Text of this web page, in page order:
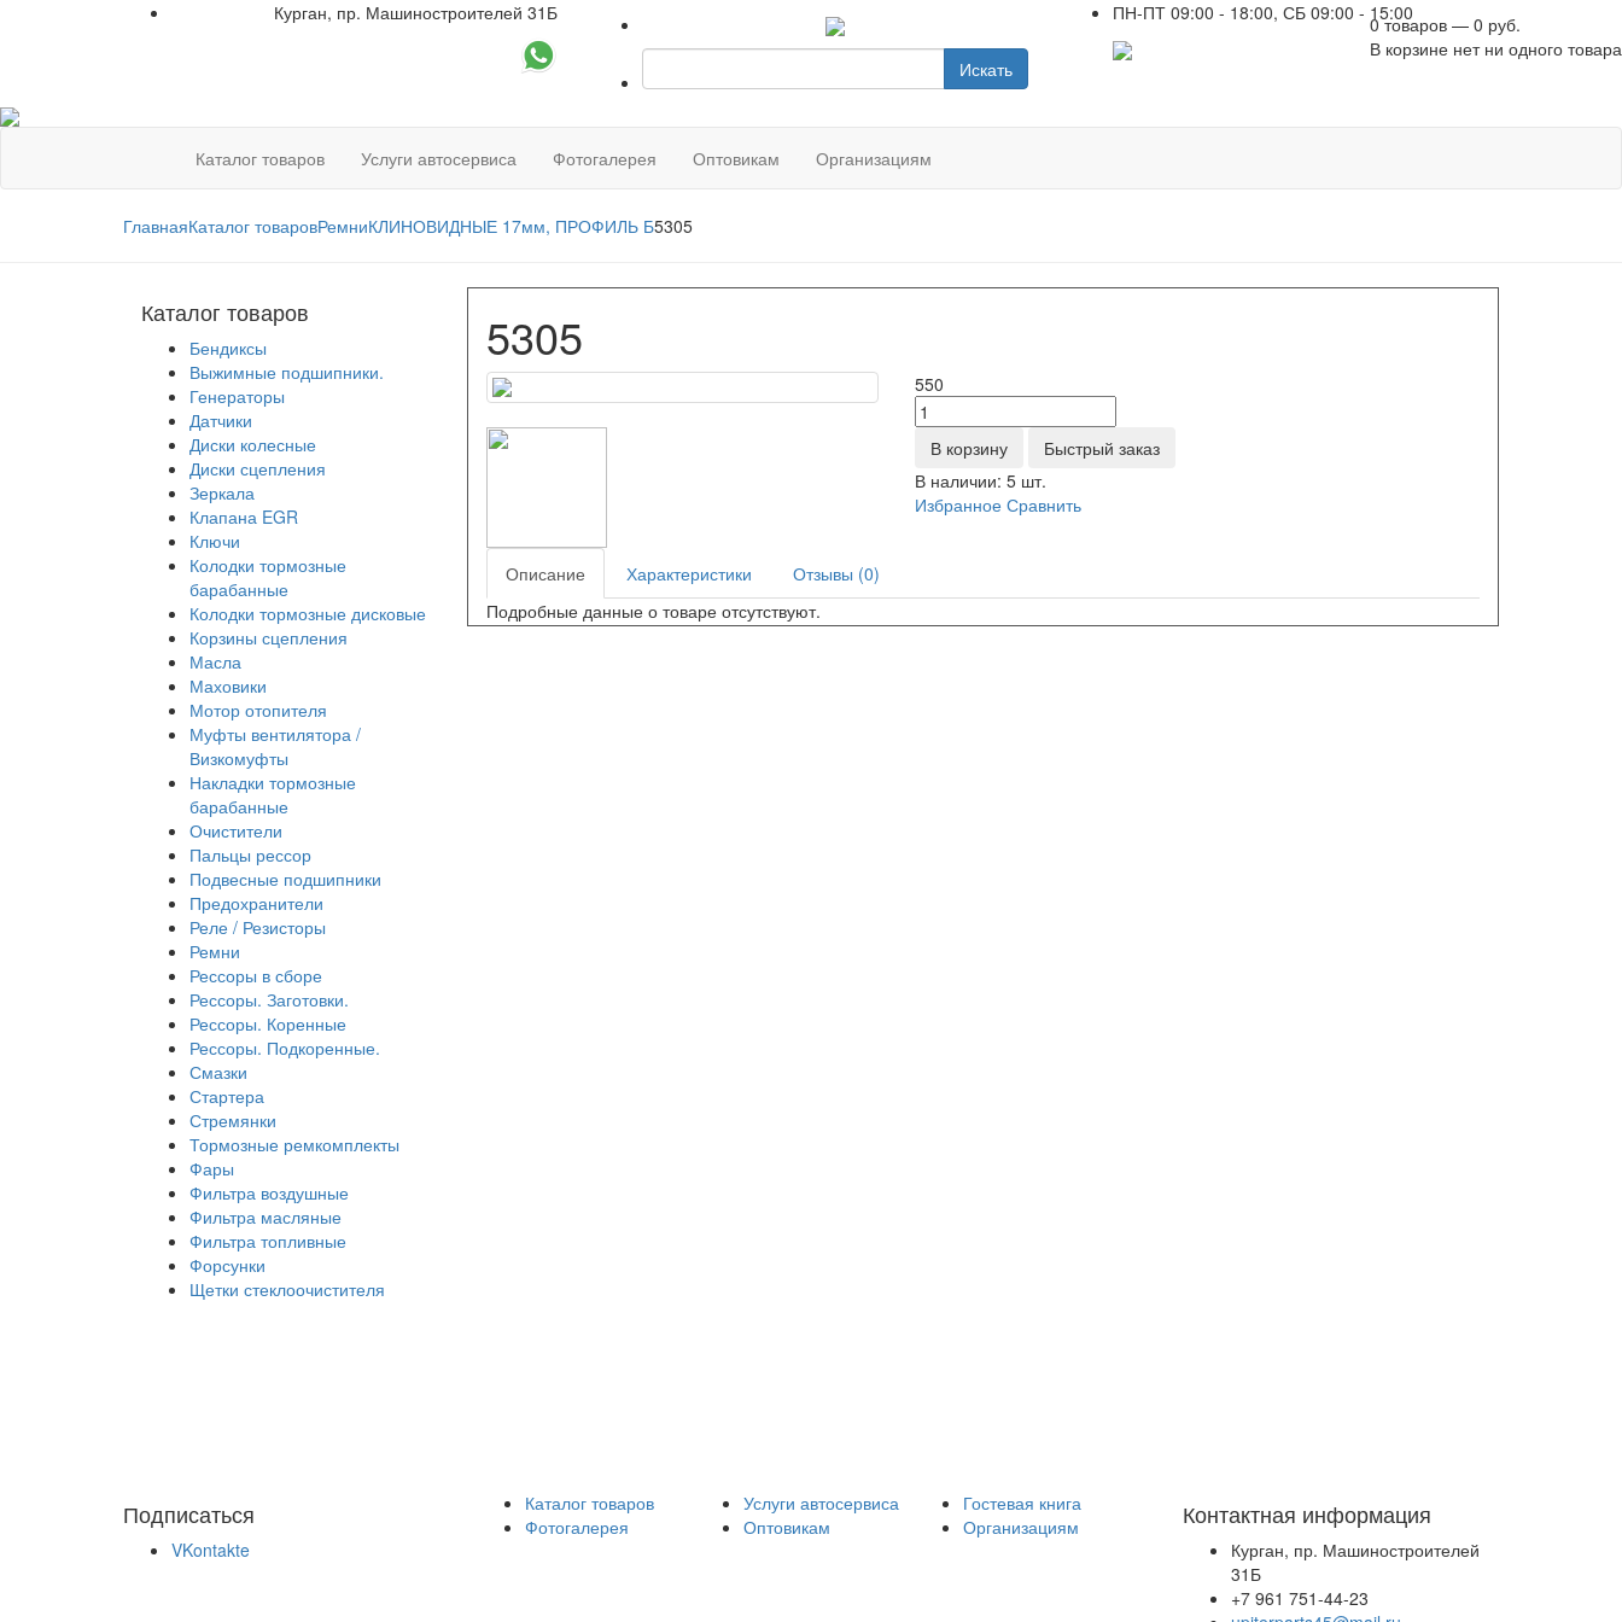
Курган, пр. Машиностроителей 31Б
Искать
ПН-ПТ 09:00 - 18:00, СБ 09:00 - 15:000 товаров — 0 руб.
В корзине нет ни одного товара
Каталог товаров Услуги автосервиса Фотогалерея Оптовикам Организациям
ГлавнаяКаталог товаровРемниКЛИНОВИДНЫЕ 17мм, ПРОФИЛЬ Б5305
Каталог товаров
Бендиксы
Выжимные подшипники.
Генераторы
Датчики
Диски колесные
Диски сцепления
Зеркала
Клапана EGR
Ключи
Колодки тормозные
барабанные
Колодки тормозные дисковые
Корзины сцепления
Масла
Маховики
Мотор отопителя
Муфты вентилятора /
Визкомуфты
Накладки тормозные
барабанные
Очистители
Пальцы рессор
Подвесные подшипники
Предохранители
Реле / Резисторы
Ремни
Рессоры в сборе
Рессоры. Заготовки.
Рессоры. Коренные
Рессоры. Подкоренные.
Смазки
Стартера
Стремянки
Тормозные ремкомплекты
Фары
Фильтра воздушные
Фильтра масляные
Фильтра топливные
Форсунки
Щетки стеклоочистителя
5305
550
В корзину
Быстрый заказ
В наличии:5 шт.
Избранное Сравнить
Описание Характеристики
Отзывы (0)
Подробные данные о товаре отсутствуют.
Подписаться
VKontakte
Каталог товаров Услуги автосервиса
Гостевая книга
Фотогалерея
Оптовикам Организациям Контактная информация
Курган, пр. Машиностроителей
31Б
+7 961 751-44-23